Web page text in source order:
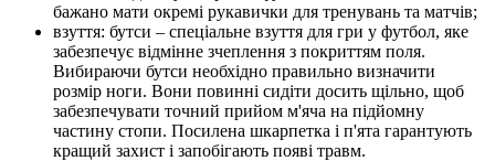
бажано мати окремі рукавички для тренувань та матчів;
взуття: бутси – спеціальне взуття для гри у футбол, яке
забезпечує відмінне зчеплення з покриттям поля.
Вибираючи бутси необхідно правильно визначити
розмір ноги. Вони повинні сидіти досить щільно, щоб
забезпечувати точний прийом м'яча на підйомну
частину стопи. Посилена шкарпетка і п'ята гарантують
кращий захист і запобігають появі травм.